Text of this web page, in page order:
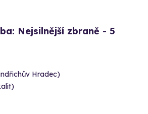
Nejsilnější zbraně - 5
Hradec)